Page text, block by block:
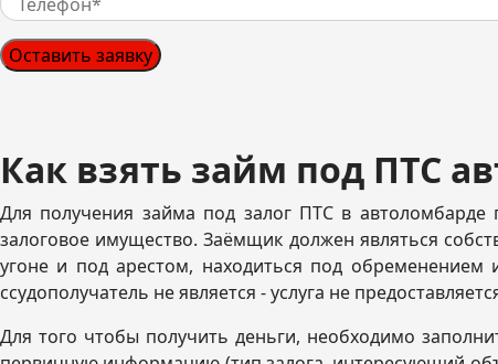
Оставить заявку
Как взять займ под ПТС
Для получения займа под залог ПТС в
залоговое имущество. Заёмщик должен являться
угоне и под арестом, находиться под
ссудополучатель не является - услуга не
Для того чтобы получить деньги, необходимо